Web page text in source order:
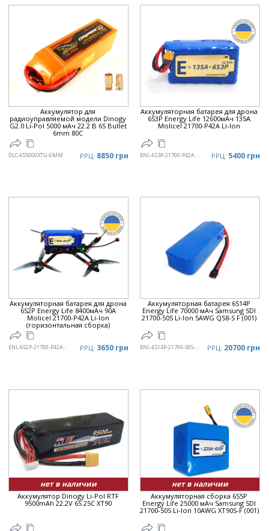
Аккумулятор для
радиоуправляемой модели Dinogy
G2.0 Li-Pol 5000 мАч 22.2 В 6S Bullet
6mm 80C
DLC-6S5000XTU-6MM РРЦ: 8850 грн
Аккумуляторная батарея для дрона
6S3P Energy Life 12600мАч 135А
Moliсel 21700-P42A Li-Ion
ENL-6S3P-21700-P42A-001 РРЦ: 5400 грн
Аккумуляторная батарея для дрона
6S2P Energy Life 8400мАч 90A
Moliсel 21700-P42A Li-Ion
(горизонтальная сборка)
ENL-6S2P-21700-P42A-002 РРЦ: 3650 грн
Аккумуляторная батарея 6S14P
Energy Life 70000 мАч Samsung SDI
21700-50S Li-Ion 5AWG QS8-S F (001)
ENL-6S14P-21700-50S-001 РРЦ: 20700 грн
нет в наличии
Аккумулятор Dinogy Li-Pol RTF
9500mAh 22.2V 6S 25C XT90
нет в наличии
Аккумуляторная сборка 6S5P
Energy Life 25000 мАч Samsung SDI
21700-50S Li-Ion 10AWG XT90S-F (001)